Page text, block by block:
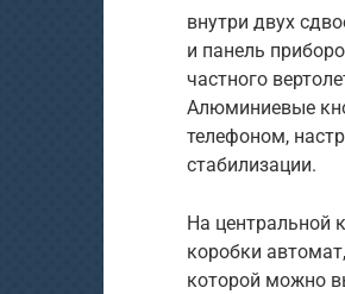
внутри двух
и панель
частного
Алюминиевые
телефоном,
стабилизации.
На центральной
коробки
которой можно